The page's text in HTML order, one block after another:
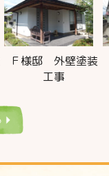
Ｆ様邸 外壁塗装
工事